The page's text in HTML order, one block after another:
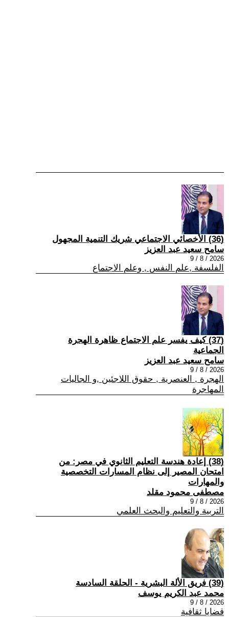
(36) الأخصائي الاجتماعي شريك التنمية المجهول
سامح سعيد عبد العزيز
2026 / 8 / 9
الفلسفة ,علم النفس , وعلم الاجتماع
(37) كيف يفسر علم الاجتماع ظاهرة الهجرة
الجماعية
سامح سعيد عبد العزيز
2026 / 8 / 9
الهجرة , العنصرية , حقوق اللاجئين ,و الجاليات
المهاجرة
(38) إعادة هندسة التعليم الثانوي في مصر: من
امتحان المصير إلى نظام المسارات التخصصية
والمهارات
مصطفى محمود مقلد
2026 / 8 / 9
التربية والتعليم والبحث العلمي
(39) فريق الألة البشرية - الحلقة السادسة
محمد عبد الكريم يوسف
2026 / 8 / 9
قضايا ثقافية